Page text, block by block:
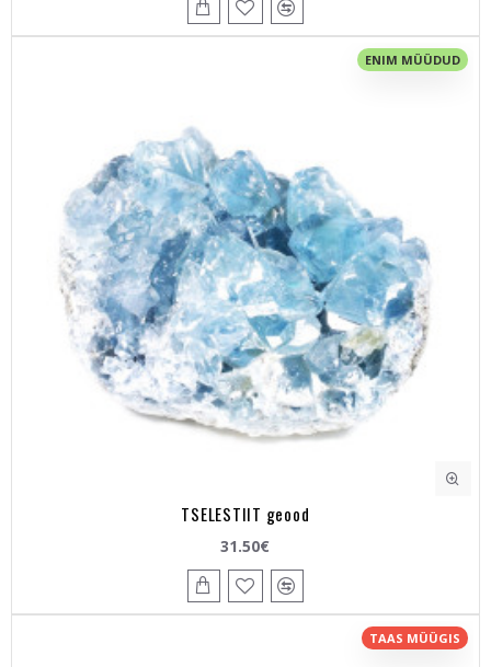
ENIM MÜÜDUD
TSELESTIIT geood
31.50€
TAAS MÜÜGIS